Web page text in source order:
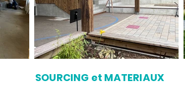
SOURCING et MATERIAUX